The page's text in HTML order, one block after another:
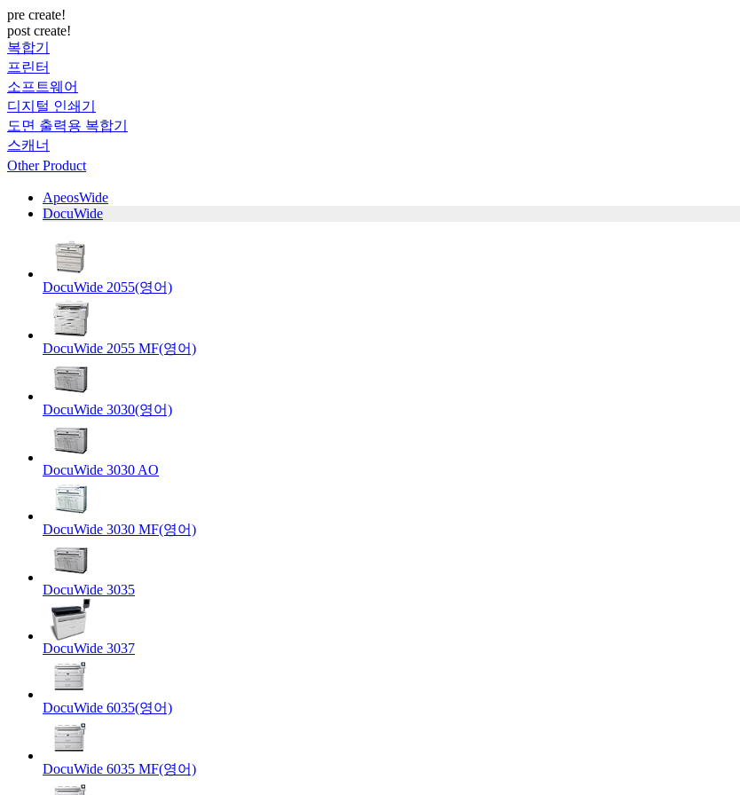
pre create!
post create!
복합기
프린터
소프트웨어
디지털 인쇄기
도면 출력용 복합기
스캐너
Other Product
ApeosWide
DocuWide
DocuWide 2055(영어)
DocuWide 2055 MF(영어)
DocuWide 3030(영어)
DocuWide 3030 AO
DocuWide 3030 MF(영어)
DocuWide 3035
DocuWide 3037
DocuWide 6035(영어)
DocuWide 6035 MF(영어)